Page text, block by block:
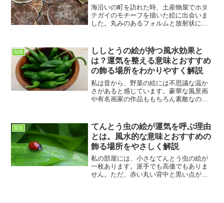
海沿いの町を訪れた時、土産物屋でホタ
テガイのモチーフを描いた絵に出会いま
した。丸みのあるフォルムと放射状に広
の絵に吸い寄せられました。車椅子で移
動している私は、出先で大...
知識
ししとうの絵が持つ風水効果と
は？運気を整える意味とおすすめ
の飾る場所をわかりやすく解説
私は昔から、野菜の絵には不思議な温か
さがあると感じています。豪華な風景画
や有名画家の作品ももちろん素敵なので
です。最近、知人から「ししとうの絵っ
て風水的にはどうなの？」...
昆虫
てんとう虫の絵が運気を呼ぶ理由
とは。風水的な意味とおすすめの
飾る場所をやさしく解説
私の部屋には、小さなてんとう虫の絵が
一枚あります。派手でも高価でもありま
せん。ただ、赤い丸い背中と黒い点が描